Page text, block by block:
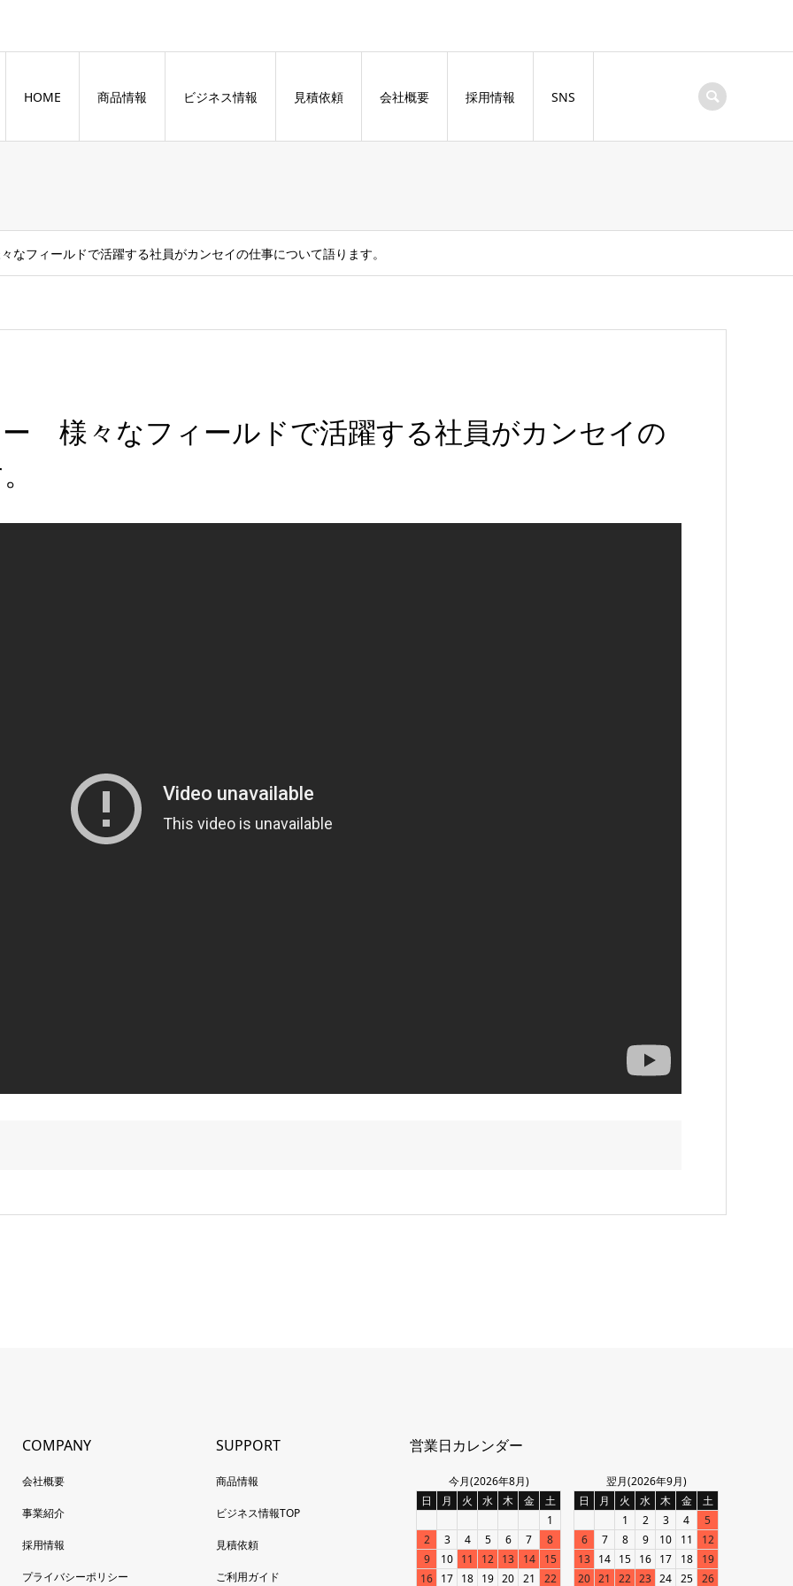
HOME 商品情報 ビジネス情報 見積依頼 会社概要 採用情報 SNS
フィールドで活躍する社員がカンセイの仕事について語ります。
様々なフィールドで活躍する社員がカンセイの
COMPANY
会社概要
事業紹介
採用情報
プライバシーポリシー
SUPPORT
商品情報
ビジネス情報TOP
見積依頼
ご利用ガイド
営業日カレンダー
今月(2026年8月)
日
月 火 水 木 金
土
1
2
3 4 5 6 7
8
9
10 11 12 13 14
15
16 17 18 19 20 21 22
翌月(2026年9月)
日
月 火 水 木 金
土
1
2 3 4
5
6
7 8 9 10 11
12
13 14 15 16 17 18
19
20 21 22 23 24 25 26